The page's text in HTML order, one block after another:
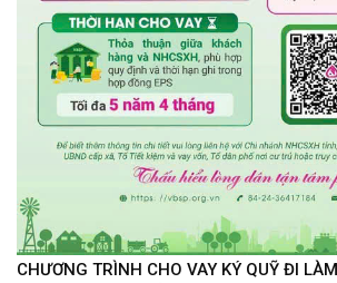
CHƯƠNG TRÌNH CHO VAY KÝ QUỸ ĐI LÀM